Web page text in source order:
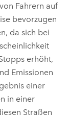
Fahrern auf
bevorzugen
da sich bei
erhöht,
Emissionen
einer
in einer
Straßen